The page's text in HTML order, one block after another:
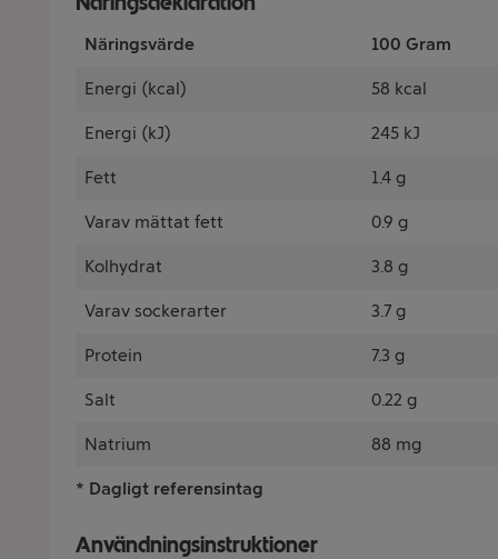
Näringsvärde 100 Gram
Energi (kcal) 58 kcal
Energi (kJ) 245 kJ
Fett 1.4 g
Varav mättat fett 0.9 g
Kolhydrat 3.8 g
Varav sockerarter 3.7 g
Protein 7.3 g
Salt 0.22 g
Natrium 88 mg
* Dagligt referensintag
Användningsinstruktioner